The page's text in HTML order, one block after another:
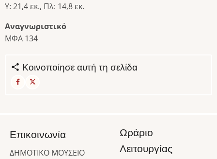
Υ: 21,4 εκ., Πλ: 14,8 εκ.
Αναγνωριστικό
ΜΦΑ 134
Κοινοποίησε αυτή τη σελίδα
Επικοινωνία
ΔΗΜΟΤΙΚΟ ΜΟΥΣΕΙΟ
Ωράριο
Λειτουργίας